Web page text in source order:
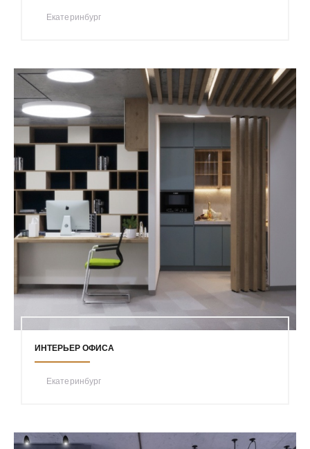
Екатеринбург
ИНТЕРЬЕР ОФИСА
Екатеринбург